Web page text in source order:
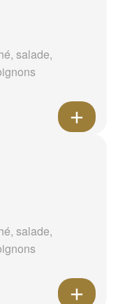
salade,
salade,